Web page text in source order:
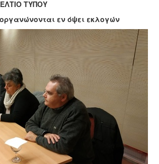
ΤΥΠΟΥ
εν όψει εκλογών